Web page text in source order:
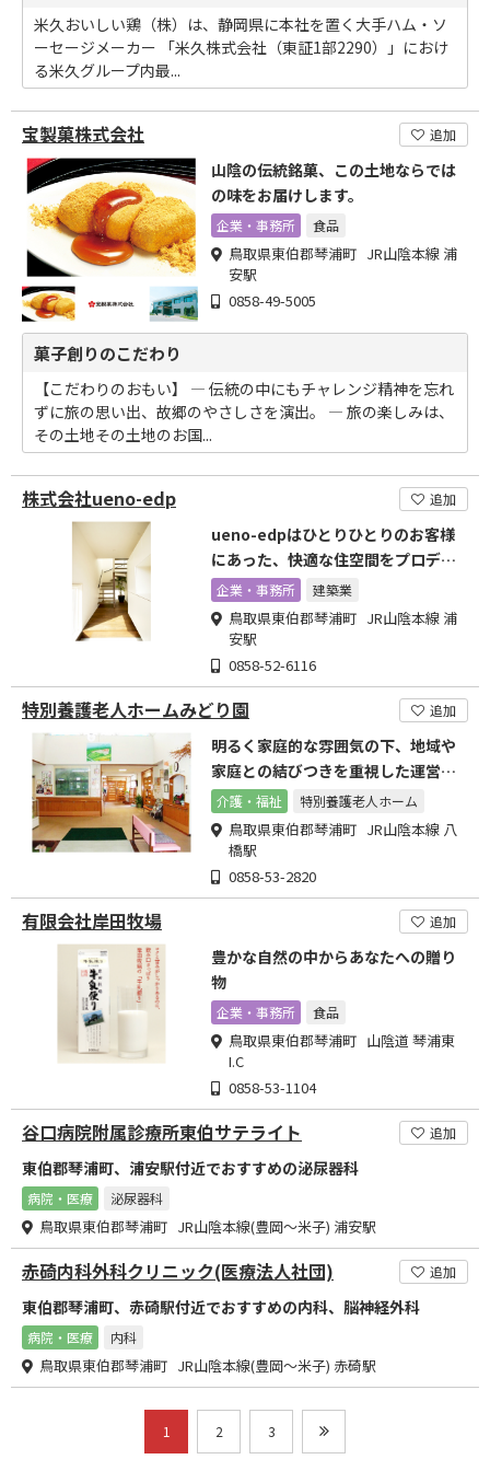
米久おいしい鶏（株）は、静岡県に本社を置く大手ハム・ソ
ーセージメーカー 「米久株式会社（東証1部2290）」におけ
る米久グループ内最...
宝製菓株式会社 追加
山陰の伝統銘菓、この土地ならでは
の味をお届けします。
企業・事務所 食品
鳥取県東伯郡琴浦町 JR山陰本線 浦
安駅
0858-49-5005
菓子創りのこだわり
【こだわりのおもい】 ― 伝統の中にもチャレンジ精神を忘れ
ずに旅の思い出、故郷のやさしさを演出。 ― 旅の楽しみは、
その土地その土地のお国...
株式会社ueno-edp 追加
ueno-edpはひとりひとりのお客様
にあった、快適な住空間をプロデュ
ースします。
企業・事務所 建築業
鳥取県東伯郡琴浦町 JR山陰本線 浦
安駅
0858-52-6116
特別養護老人ホームみどり園 追加
明るく家庭的な雰囲気の下、地域や
家庭との結びつきを重視した運営を
行っていきます。
介護・福祉 特別養護老人ホーム
鳥取県東伯郡琴浦町 JR山陰本線 八
橋駅
0858-53-2820
有限会社岸田牧場 追加
豊かな自然の中からあなたへの贈り
物
企業・事務所 食品
鳥取県東伯郡琴浦町 山陰道 琴浦東
I.C
0858-53-1104
谷口病院附属診療所東伯サテライト 追加
東伯郡琴浦町、浦安駅付近でおすすめの泌尿器科
病院・医療 泌尿器科
鳥取県東伯郡琴浦町 JR山陰本線(豊岡～米子) 浦安駅
赤碕内科外科クリニック(医療法人社団) 追加
東伯郡琴浦町、赤碕駅付近でおすすめの内科、脳神経外科
病院・医療 内科
鳥取県東伯郡琴浦町 JR山陰本線(豊岡～米子) 赤碕駅
1 2 3